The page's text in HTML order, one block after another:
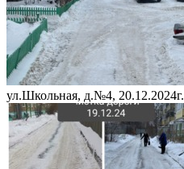
ул.Школьная, д.№4, 20.12.2024г.